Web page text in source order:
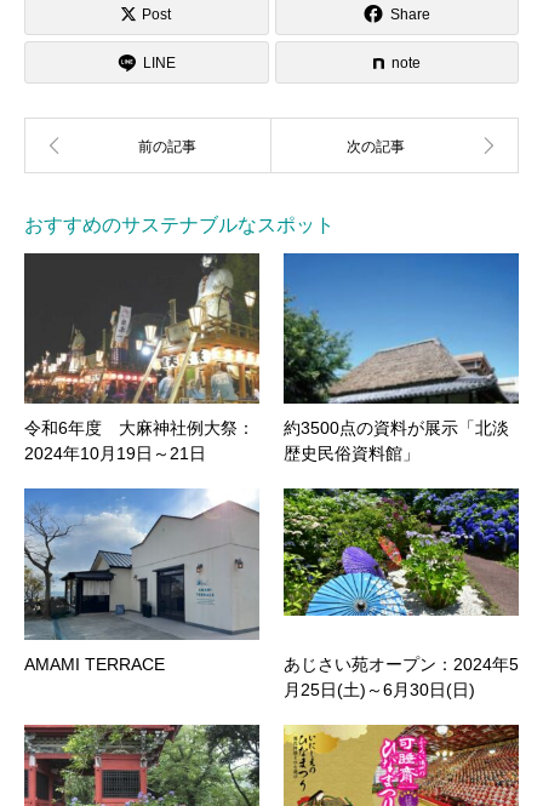
Post Share
LINE note
おすすめのサステナブルなスポット
令和6年度 大麻神社例大祭：
2024年10月19日～21日
約3500点の資料が展示「北淡
歴史民俗資料館」
AMAMI TERRACE
あじさい苑オープン：2024年5
月25日(土)～6月30日(日)